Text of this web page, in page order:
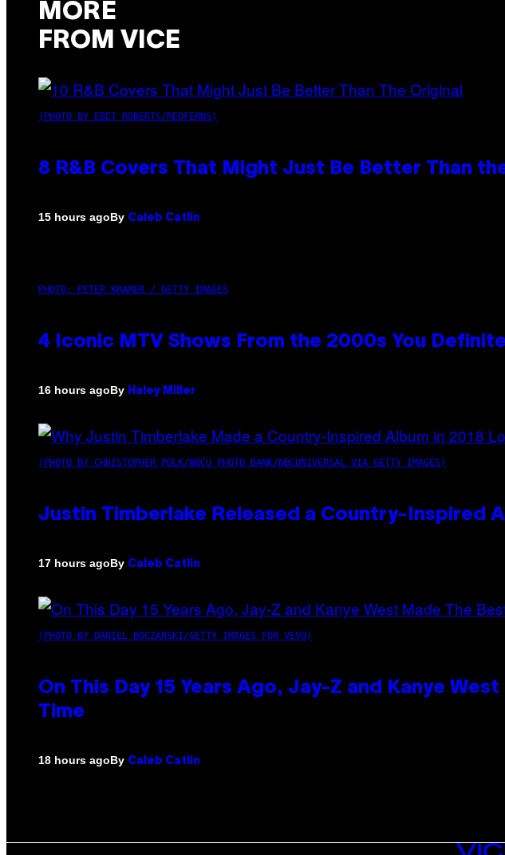
MORE
FROM VICE
(PHOTO BY EBET ROBERTS/REDFERNS)
8 R&B Covers That Might Just Be Better Than
15 hours agoBy Caleb Catlin
PHOTO: PETER KRAMER / GETTY IMAGES
4 Iconic MTV Shows From the 2000s You
16 hours agoBy Haley Miller
(PHOTO BY CHRISTOPHER POLK/NBCU PHOTO BANK/NBCUNIVERSAL VIA GETTY IMAGES)
Justin Timberlake Released a Country-Inspired
17 hours agoBy Caleb Catlin
(PHOTO BY DANIEL BOCZARSKI/GETTY IMAGES FOR VEVO)
On This Day 15 Years Ago, Jay-Z and Kanye
Time
18 hours agoBy Caleb Catlin
VICE